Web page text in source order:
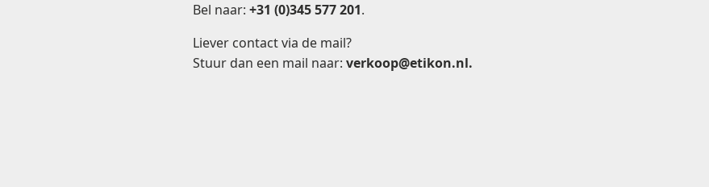
Bel naar: +31 (0)345 577 201.
Liever contact via de mail?
Stuur dan een mail naar: verkoop@etikon.nl.